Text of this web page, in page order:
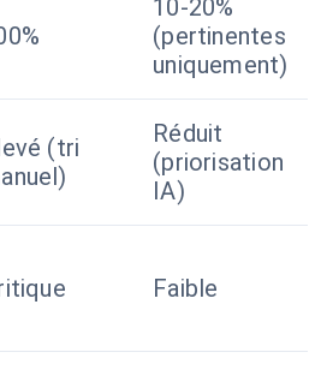
10-20%
(pertinentes
uniquement)
(tri
Réduit
(priorisation
IA)
Faible